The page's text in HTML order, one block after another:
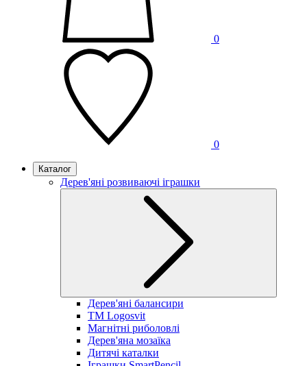
0
0
Каталог
Дерев'яні розвиваючі іграшки
Дерев'яні балансири
TM Logosvit
Магнітні риболовлі
Дерев'яна мозаїка
Дитячі каталки